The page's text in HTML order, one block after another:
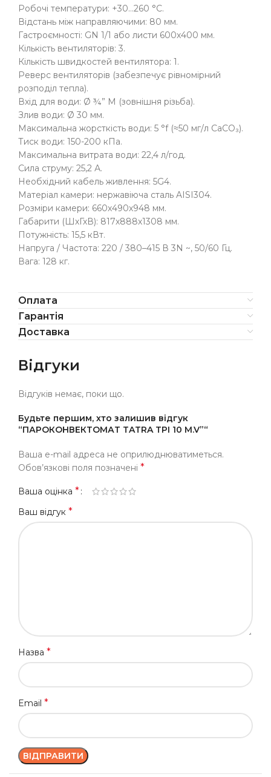
Робочі температури: +30…260 °C.
Відстань між направляючими: 80 мм.
Гастроємності: GN 1/1 або листи 600х400 мм.
Кількість вентиляторів: 3.
Кількість швидкостей вентилятора: 1.
Реверс вентиляторів (забезпечує рівномірний
розподіл тепла).
Вхід для води: Ø ¾” M (зовнішня різьба).
Злив води: Ø 30 мм.
Максимальна жорсткість води: 5 °f (≈50 мг/л СаСО₃).
Тиск води: 150-200 кПа.
Максимальна витрата води: 22,4 л/год.
Сила струму: 25,2 А.
Необхідний кабель живлення: 5G4.
Матеріал камери: нержавіюча сталь AISI304.
Розміри камери: 660х490х948 мм.
Габарити (ШхГхВ): 817х888х1308 мм.
Потужність: 15,5 кВт.
Напруга / Частота: 220 / 380–415 В 3N ~, 50/60 Гц.
Вага: 128 кг.
Оплата
Гарантія
Доставка
Відгуки
Відгуків немає, поки що.
Будьте першим, хто залишив відгук
“ПАРОКОНВЕКТОМАТ TATRA TPI 10 M.V”“
Ваша e-mail адреса не оприлюднюватиметься.
Обов’язкові поля позначені *
Ваша оцінка *
Ваш відгук *
Назва *
Email *